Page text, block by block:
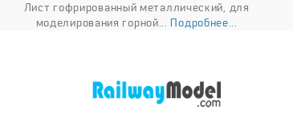
Лист гофрированный металлический, для
моделирования горной...Подробнее...